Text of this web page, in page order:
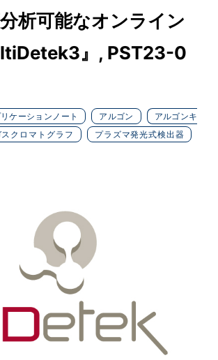
析可能なオンライン
』, PST23-0
ケーションノート アルゴン
アルゴンキ
スクロマトグラフ
プラズマ発光式検出器